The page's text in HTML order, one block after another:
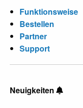
Funktionsweise
Bestellen
Partner
Support
Neuigkeiten